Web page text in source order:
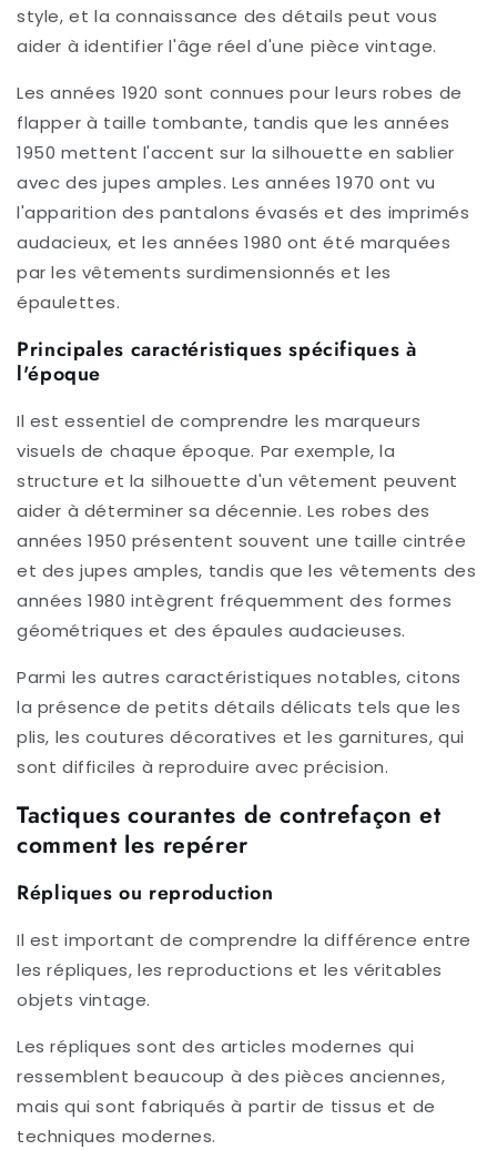
style, et la connaissance des détails peut vous
aider à identifier l'âge réel d'une pièce vintage.
Les années 1920 sont connues pour leurs robes de
flapper à taille tombante, tandis que les années
1950 mettent l'accent sur la silhouette en sablier
avec des jupes amples. Les années 1970 ont vu
l'apparition des pantalons évasés et des imprimés
audacieux, et les années 1980 ont été marquées
par les vêtements surdimensionnés et les
épaulettes.
Principales caractéristiques spécifiques à
l'époque
Il est essentiel de comprendre les marqueurs
visuels de chaque époque. Par exemple, la
structure et la silhouette d'un vêtement peuvent
aider à déterminer sa décennie. Les robes des
années 1950 présentent souvent une taille cintrée
et des jupes amples, tandis que les vêtements des
années 1980 intègrent fréquemment des formes
géométriques et des épaules audacieuses.
Parmi les autres caractéristiques notables, citons
la présence de petits détails délicats tels que les
plis, les coutures décoratives et les garnitures, qui
sont difficiles à reproduire avec précision.
Tactiques courantes de contrefaçon et
comment les repérer
Répliques ou reproduction
Il est important de comprendre la différence entre
les répliques, les reproductions et les véritables
objets vintage.
Les répliques sont des articles modernes qui
ressemblent beaucoup à des pièces anciennes,
mais qui sont fabriqués à partir de tissus et de
techniques modernes.